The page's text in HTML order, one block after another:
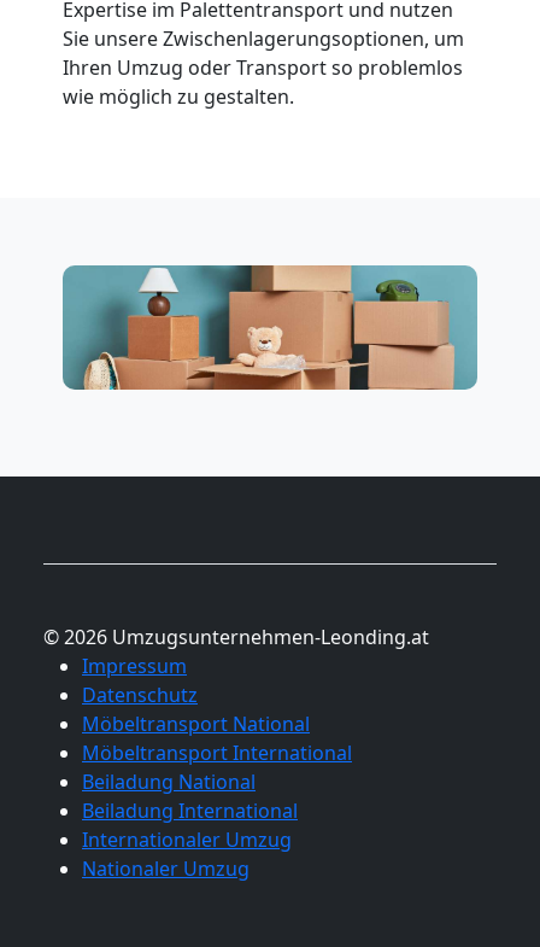
Expertise im Palettentransport und nutzen
Sie unsere Zwischenlagerungsoptionen, um
Ihren Umzug oder Transport so problemlos
wie möglich zu gestalten.
© 2026 Umzugsunternehmen-Leonding.at
Impressum
Datenschutz
Möbeltransport National
Möbeltransport International
Beiladung National
Beiladung International
Internationaler Umzug
Nationaler Umzug